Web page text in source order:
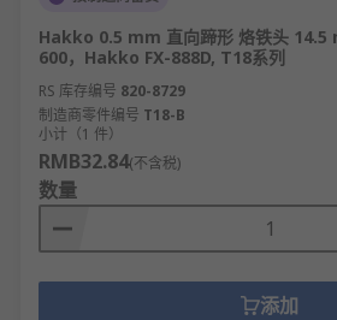
Hakko 0.5 mm 直向蹄形 烙铁头
600，Hakko FX-888D, T18系列
RS 库存编号 820-8729
制造商零件编号 T18-B
小计（1 件）
RMB32.84(不含税)
数量
添加